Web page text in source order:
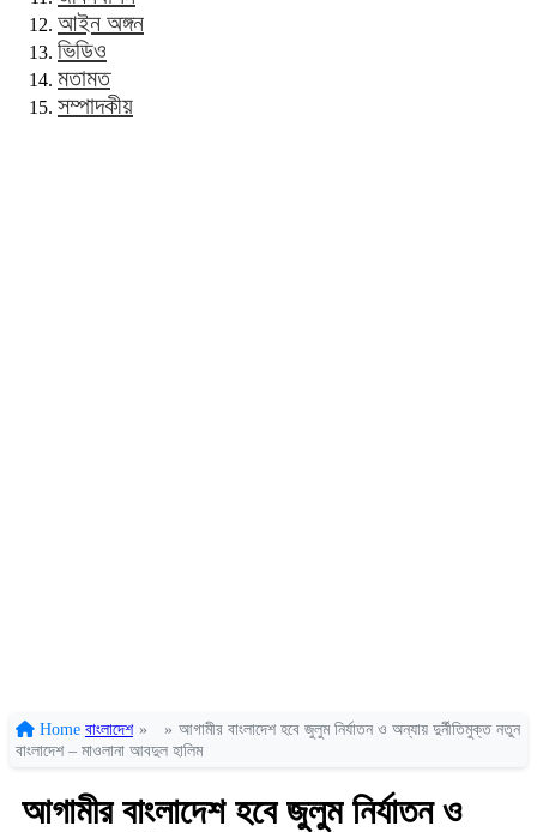
আইন অঙ্গন
ভিডিও
মতামত
সম্পাদকীয়
Home বাংলাদেশ » » আগামীর বাংলাদেশ হবে জুলুম নির্যাতন ও অন্যায় দুর্নীতিমুক্ত নতুন
বাংলাদেশ – মাওলানা আবদুল হালিম
আগামীর বাংলাদেশ হবে জুলুম নির্যাতন ও